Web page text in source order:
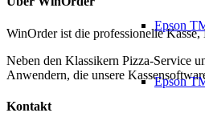
Epson
Epson
WinOrder ist die professionelle
Neben den Klassikern Pizza-Service
Anwendern, die unsere
Kontakt